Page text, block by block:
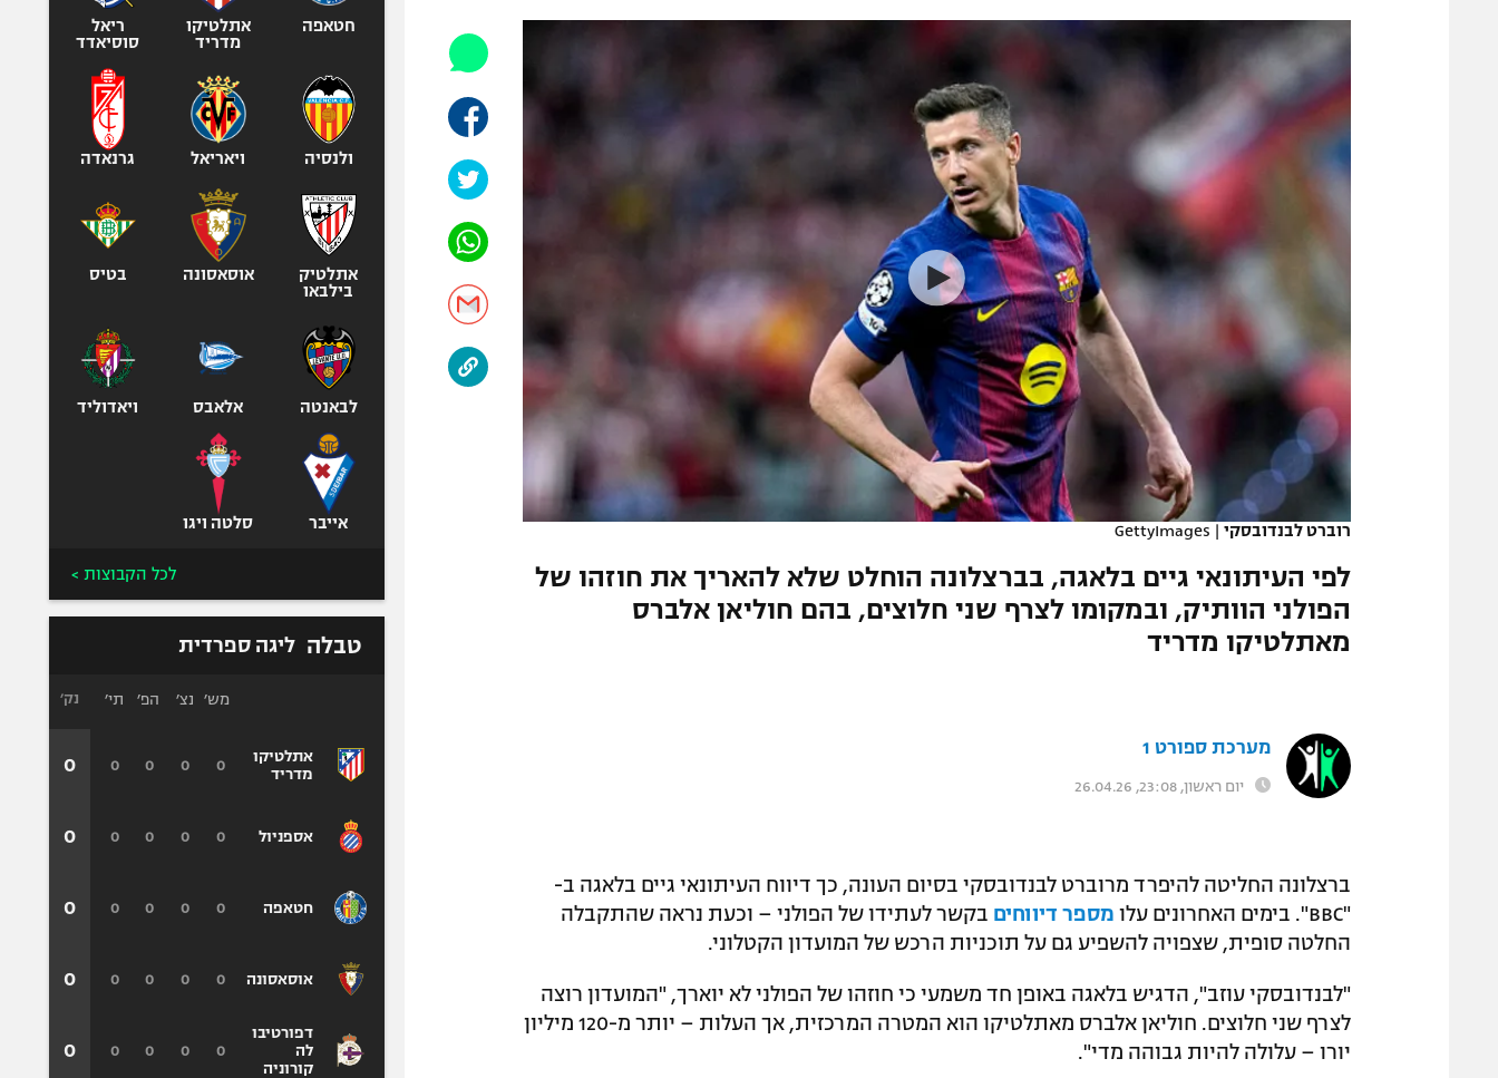
תקנון משתתפים וזוכים בפרסים
תקנון עבור פעילות ספורט 1 – "מרלן"
תקנון פעילות ספורט 1
רשיון להקרנה פומבית לבית עסק
הצטרפות לחבילת הערוצים
לוח דרושים – ג'ובנט
הפועל תל אביב
הפועל באר שבע
מכבי נתניה
בני יהודה
ליגה סינית
אופניים
ספורט מוטורי
כדורמים
פוטבול אמריקאי NFL
בייסבול MLB
ספורט אתגרי
ואקסטרים
אומנויות לחימה
גיימינג E-Sports
רוברט לבנדובסקי |
GettyImages
לפי העיתונאי גיים בלאגה, בברצלונה הוחלט שלא להאריך את חוזהו של
הפולני הוותיק, ובמקומו לצרף שני חלוצים, בהם חוליאן אלברס
מאתלטיקו מדריד
מערכת ספורט 1
יום ראשון, 23:08, 26.04.26
ברצלונה החליטה להיפרד מרוברט לבנדובסקי בסיום העונה, כך דיווח העיתונאי גיים בלאגה ב-
"BBC". בימים האחרונים עלו
מספר דיווחים בקשר לעתידו של הפולני – וכעת נראה שהתקבלה
החלטה סופית, שצפויה להשפיע גם על תוכניות הרכש של המועדון הקטלוני.
"לבנדובסקי עוזב", הדגיש בלאגה באופן חד משמעי כי חוזהו של הפולני לא יוארך, "המועדון רוצה
לצרף שני חלוצים. חוליאן אלברס מאתלטיקו הוא המטרה המרכזית, אך העלות – יותר מ-120 מיליון
יורו – עלולה להיות גבוהה מדי".
חטאפה
אתלטיקו
מדריד
ריאל
סוסיאדד
ולנסיה ויאריאל גרנאדה
אתלטיק
בילבאו
אוסאסונה בטיס
לבאנטה אלאבס ויאדוליד
אייבר סלטה ויגו
לכל הקבוצות >
טבלה ליגה ספרדית
אתלטיקו
מדריד
אספניול
חטאפה
אוסאסונה
דפורטיבו
לה
קורוניה
מש׳ נצ׳ הפ׳ תי׳
0
0
0
0
0
0
0
0
0
0
0
0
0
0
0
0
0
0
0
0
נק׳
0
0
0
0
0